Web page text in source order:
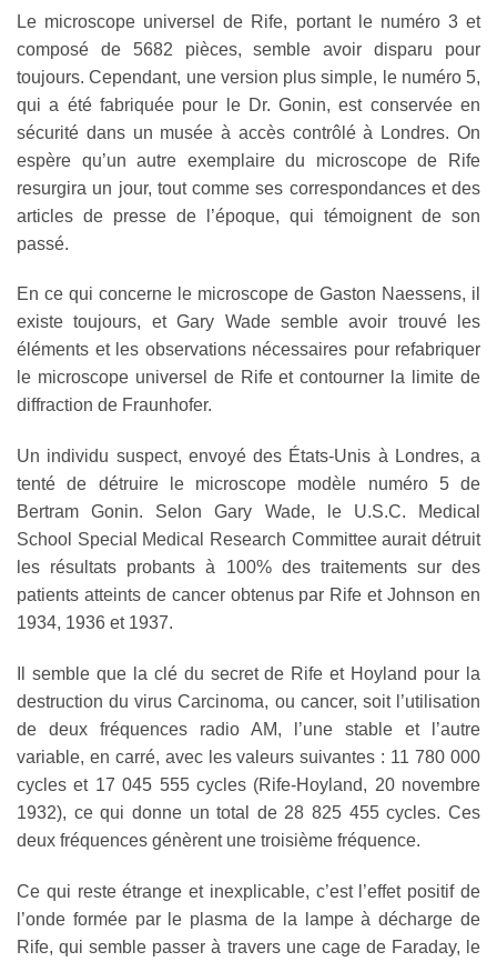
Le microscope universel de Rife, portant le numéro 3 et
composé de 5682 pièces, semble avoir disparu pour
toujours. Cependant, une version plus simple, le numéro 5,
qui a été fabriquée pour le Dr. Gonin, est conservée en
sécurité dans un musée à accès contrôlé à Londres. On
espère qu’un autre exemplaire du microscope de Rife
resurgira un jour, tout comme ses correspondances et des
articles de presse de l’époque, qui témoignent de son
passé.
En ce qui concerne le microscope de Gaston Naessens, il
existe toujours, et Gary Wade semble avoir trouvé les
éléments et les observations nécessaires pour refabriquer
le microscope universel de Rife et contourner la limite de
diffraction de Fraunhofer.
Un individu suspect, envoyé des États-Unis à Londres, a
tenté de détruire le microscope modèle numéro 5 de
Bertram Gonin. Selon Gary Wade, le U.S.C. Medical
School Special Medical Research Committee aurait détruit
les résultats probants à 100% des traitements sur des
patients atteints de cancer obtenus par Rife et Johnson en
1934, 1936 et 1937.
Il semble que la clé du secret de Rife et Hoyland pour la
destruction du virus Carcinoma, ou cancer, soit l’utilisation
de deux fréquences radio AM, l’une stable et l’autre
variable, en carré, avec les valeurs suivantes : 11 780 000
cycles et 17 045 555 cycles (Rife-Hoyland, 20 novembre
1932), ce qui donne un total de 28 825 455 cycles. Ces
deux fréquences génèrent une troisième fréquence.
Ce qui reste étrange et inexplicable, c’est l’effet positif de
l’onde formée par le plasma de la lampe à décharge de
Rife, qui semble passer à travers une cage de Faraday, le